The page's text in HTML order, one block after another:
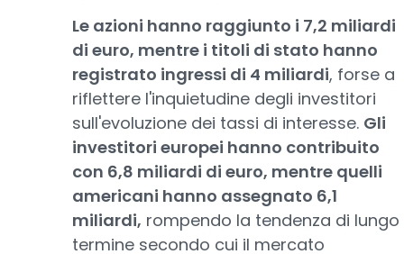
Le azioni hanno raggiunto i 7,2 miliardi
di euro, mentre i titoli di stato hanno
registrato ingressi di 4 miliardi, forse a
riflettere l'inquietudine degli investitori
sull'evoluzione dei tassi di interesse. Gli
investitori europei hanno contribuito
con 6,8 miliardi di euro, mentre quelli
americani hanno assegnato 6,1
miliardi, rompendo la tendenza di lungo
termine secondo cui il mercato